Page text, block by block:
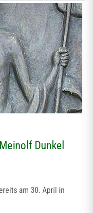
Dunkel
am 30. April in